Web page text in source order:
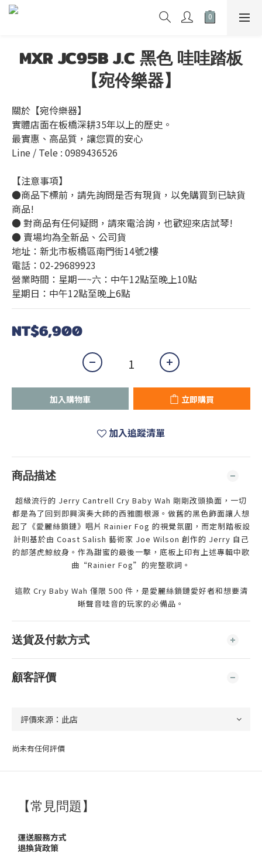
MXR JC95B J.C 黑色 哇哇踏板
【宛伶樂器】
關於【宛伶樂器】
實體店面在板橋深耕35年以上的歷史。
最實惠、高品質，讓您買的安心
Line / Tele : 0989436526
【注意事項】
●商品下標前，請先詢問是否有現貨，以免購買到已缺貨
商品!
● 對商品有任何疑問，請來電洽詢，也歡迎來店試琴!
● 賣場均為全新品、公司貨
地址：新北市板橋區南門街14號2樓
電話：02-29689923
營業時間：星期一~六：中午12點至晚上10點
星期日：中午12點至晚上6點
NT$6,900
加入購物車 立即購買
加入追蹤清單
商品描述
超級流行的 Jerry Cantrell Cry Baby Wah 剛剛改頭換面，一切
都是為了回到即興演奏大師的西雅圖根源。做舊的黑色飾面讓人想
起了《愛麗絲鎖鏈》唱片 Rainier Fog 的視覺氛圍，而定制踏板設
計則基於由 Coast Salish 藝術家 Joe Wilson 創作的 Jerry 自己
的部落虎鯨紋身。作為甜蜜的最後一擊，底板上印有上述專輯中歌
曲“Rainier Fog”的完整歌詞。
這款 Cry Baby Wah 僅限 500 件，是愛麗絲鎖鏈愛好者和想要清
晰聲音哇音的玩家的必備品。
送貨及付款方式
顧客評價
尚未有任何評價
【常見問題】
運送服務方式
退換貨政策